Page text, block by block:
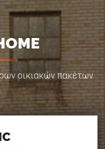
οικιακών πακέτων